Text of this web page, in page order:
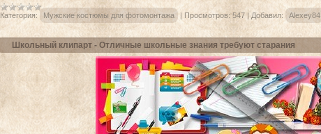
Категория: Мужские костюмы для фотомонтажа | Просмотров: 547 | Добавил: Alexey84
Школьный клипарт - Отличные школьные знания требуют старания